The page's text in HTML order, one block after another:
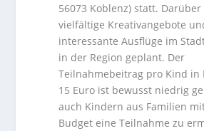
56073 Koblenz) statt.
vielfältige Kreativangebote
interessante Ausflüge im
in der Region geplant. Der
Teilnahmebeitrag pro Kind in
15 Euro ist bewusst niedrig
auch Kindern aus Familien
Budget eine Teilnahme zu